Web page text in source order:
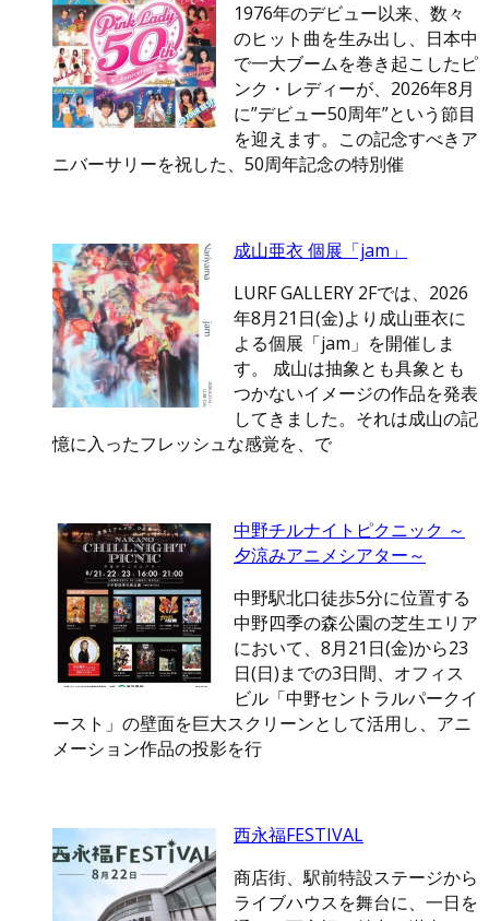
1976年のデビュー以来、数々
のヒット曲を生み出し、日本中
で一大ブームを巻き起こしたピ
ンク・レディーが、2026年8月
に”デビュー50周年”という節目
を迎えます。この記念すべきア
ニバーサリーを祝した、50周年記念の特別催
成山亜衣 個展「jam」
LURF GALLERY 2Fでは、2026
年8月21日(金)より成山亜衣に
よる個展「jam」を開催しま
す。 成山は抽象とも具象とも
つかないイメージの作品を発表
してきました。それは成山の記
憶に入ったフレッシュな感覚を、で
中野チルナイトピクニック ～
夕涼みアニメシアター～
中野駅北口徒歩5分に位置する
中野四季の森公園の芝生エリア
において、8月21日(金)から23
日(日)までの3日間、オフィス
ビル「中野セントラルパークイ
ースト」の壁面を巨大スクリーンとして活用し、アニ
メーション作品の投影を行
西永福FESTIVAL
商店街、駅前特設ステージから
ライブハウスを舞台に、一日を